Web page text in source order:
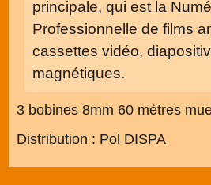
principale, qui est la
Professionnelle de films
cassettes vidéo,
magnétiques.
3 bobines 8mm 60 mètres
Distribution : Pol DISPA